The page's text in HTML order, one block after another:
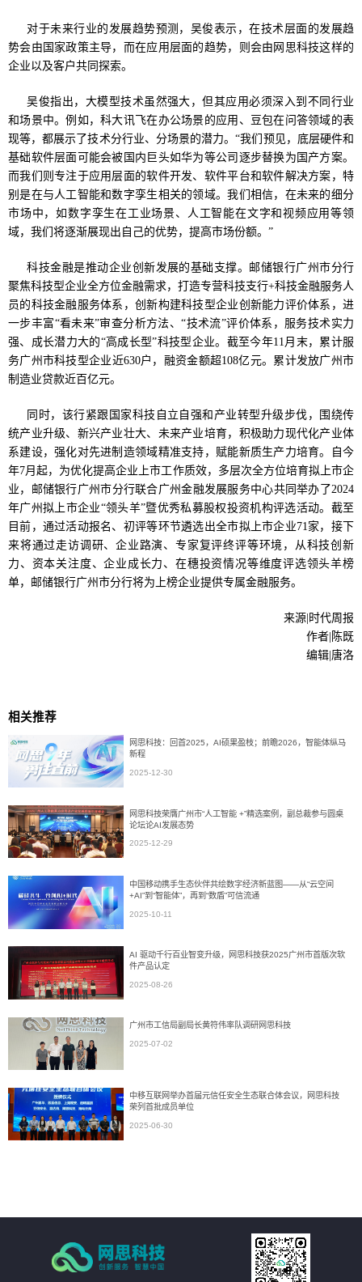
对于未来行业的发展趋势预测，吴俊表示，在技术层面的发展趋
势会由国家政策主导，而在应用层面的趋势，则会由网思科技这样的
企业以及客户共同探索。
吴俊指出，大模型技术虽然强大，但其应用必须深入到不同行业
和场景中。例如，科大讯飞在办公场景的应用、豆包在问答领域的表
现等，都展示了技术分行业、分场景的潜力。“我们预见，底层硬件和
基础软件层面可能会被国内巨头如华为等公司逐步替换为国产方案。
而我们则专注于应用层面的软件开发、软件平台和软件解决方案，特
别是在与人工智能和数字孪生相关的领域。我们相信，在未来的细分
市场中，如数字孪生在工业场景、人工智能在文字和视频应用等领
域，我们将逐渐展现出自己的优势，提高市场份额。”
科技金融是推动企业创新发展的基础支撑。邮储银行广州市分行
聚焦科技型企业全方位金融需求，打造专营科技支行+科技金融服务人
员的科技金融服务体系，创新构建科技型企业创新能力评价体系，进
一步丰富“看未来”审查分析方法、“技术流”评价体系，服务技术实力
强、成长潜力大的“高成长型”科技型企业。截至今年11月末，累计服
务广州市科技型企业近630户，融资金额超108亿元。累计发放广州市
制造业贷款近百亿元。
同时，该行紧跟国家科技自立自强和产业转型升级步伐，围绕传
统产业升级、新兴产业壮大、未来产业培育，积极助力现代化产业体
系建设，强化对先进制造领域精准支持，赋能新质生产力培育。自今
年7月起，为优化提高企业上市工作质效，多层次全方位培育拟上市企
业，邮储银行广州市分行联合广州金融发展服务中心共同举办了2024
年广州拟上市企业“领头羊”暨优秀私募股权投资机构评选活动。截至
目前，通过活动报名、初评等环节遴选出全市拟上市企业71家，接下
来将通过走访调研、企业路演、专家复评终评等环境，从科技创新
力、资本关注度、企业成长力、在穗投资情况等维度评选领头羊榜
单，邮储银行广州市分行将为上榜企业提供专属金融服务。
来源|时代周报
作者|陈既
编辑|唐洛
相关推荐
网思科技：回首2025，AI硕果盈枝；前瞻2026，智能体纵马
新程
2025-12-30
网思科技荣膺广州市“人工智能 +”精选案例，副总裁参与圆桌
论坛论AI发展态势
2025-12-29
中国移动携手生态伙伴共绘数字经济新蓝图——从“云空间
+AI”到“智能体”，再到“数盾”可信流通
2025-10-11
AI 驱动千行百业智变升级，网思科技获2025广州市首版次软
件产品认定
2025-08-26
广州市工信局副局长黄符伟率队调研网思科技
2025-07-02
中移互联网举办首届元信任安全生态联合体会议，网思科技
荣列首批成员单位
2025-06-30